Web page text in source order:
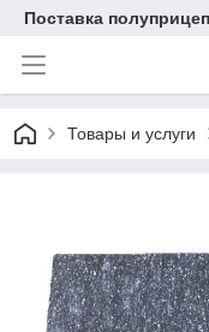
Поставка
Товары и услуги